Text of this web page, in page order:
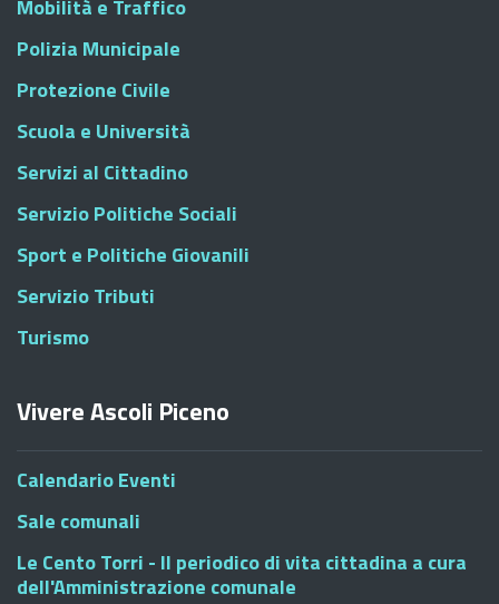
Mobilità e Traffico
Polizia Municipale
Protezione Civile
Scuola e Università
Servizi al Cittadino
Servizio Politiche Sociali
Sport e Politiche Giovanili
Servizio Tributi
Turismo
Vivere Ascoli Piceno
Calendario Eventi
Sale comunali
Le Cento Torri - Il periodico di vita cittadina a cura
dell'Amministrazione comunale